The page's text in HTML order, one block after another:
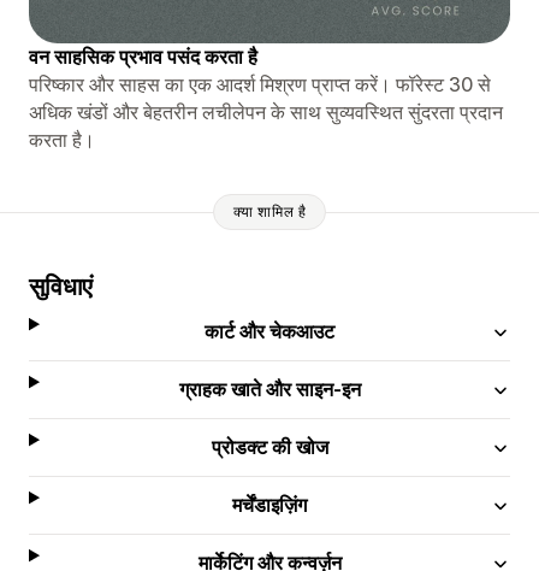
वन साहसिक प्रभाव पसंद करता है
परिष्कार और साहस का एक आदर्श मिश्रण प्राप्त करें। फॉरेस्ट 30 से
अधिक खंडों और बेहतरीन लचीलेपन के साथ सुव्यवस्थित सुंदरता प्रदान
करता है।
क्या शामिल है
सुविधाएं
कार्ट और चेकआउट
ग्राहक खाते और साइन-इन
प्रोडक्ट की खोज
मर्चेंडाइज़िंग
मार्केटिंग और कन्वर्ज़न